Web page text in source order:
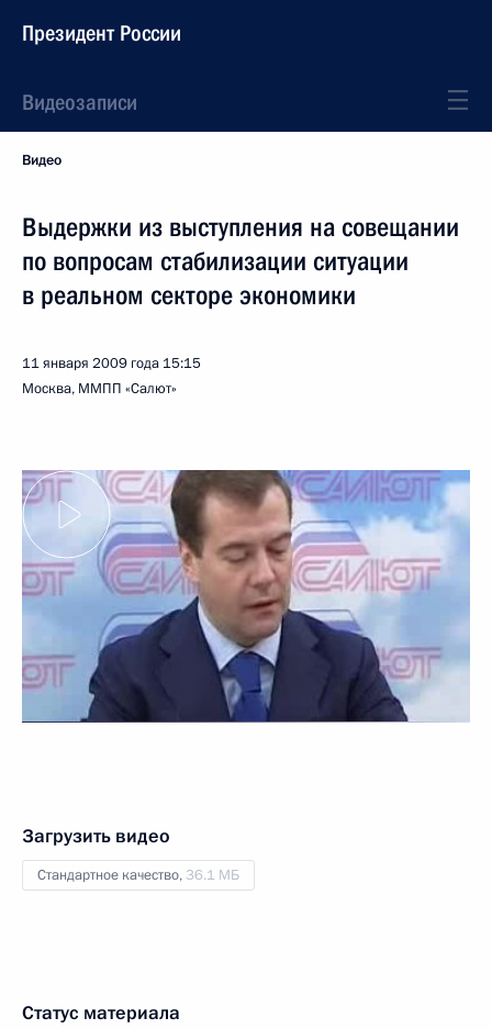
Президент России
Видеозаписи
Видео
Выдержки из выступления на совещании
по вопросам стабилизации ситуации
в реальном секторе экономики
11 января 2009 года 15:15
Москва, ММПП «Салют»
Загрузить видео
Стандартное качество, 36.1 МБ
Статус материала